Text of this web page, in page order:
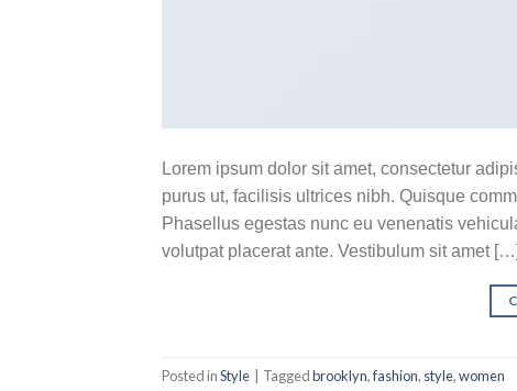
Lorem ipsum dolor sit amet, consectetur
purus ut, facilisis ultrices nibh. Quisque
Phasellus egestas nunc eu venenatis
volutpat placerat ante. Vestibulum sit amet […]
Posted inStyle Taggedbrooklyn,fashion, style,women